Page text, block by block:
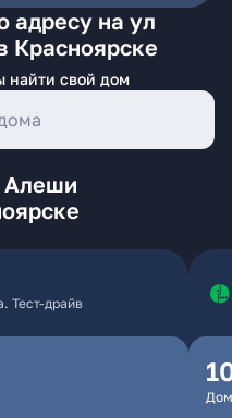
адресу на ул
Красноярске
найти свой дом
Алеши
Тест-драйв